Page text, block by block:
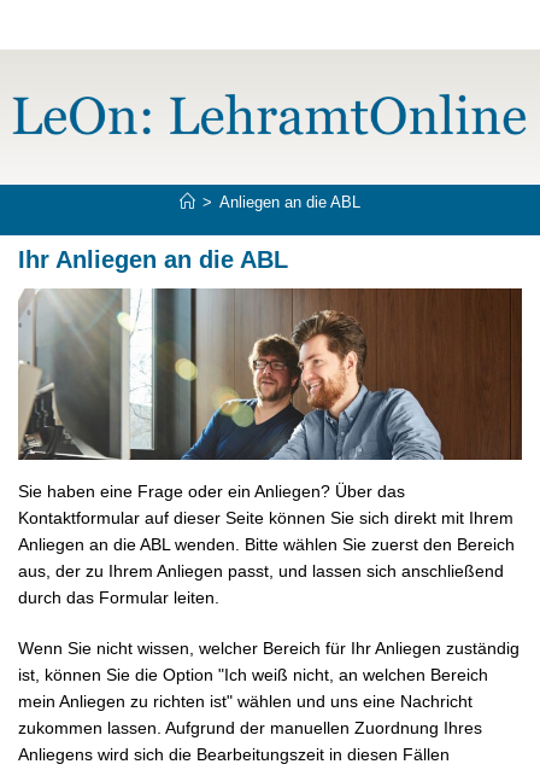
> Anliegen an die ABL
Ihr Anliegen an die ABL
Sie haben eine Frage oder ein Anliegen? Über das
Kontaktformular auf dieser Seite können Sie sich direkt mit Ihrem
Anliegen an die ABL wenden. Bitte wählen Sie zuerst den Bereich
aus, der zu Ihrem Anliegen passt, und lassen sich anschließend
durch das Formular leiten.
Wenn Sie nicht wissen, welcher Bereich für Ihr Anliegen zuständig
ist, können Sie die Option "Ich weiß nicht, an welchen Bereich
mein Anliegen zu richten ist" wählen und uns eine Nachricht
zukommen lassen. Aufgrund der manuellen Zuordnung Ihres
Anliegens wird sich die Bearbeitungszeit in diesen Fällen